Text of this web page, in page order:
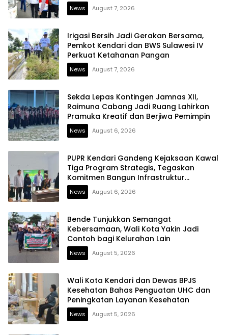
News August 7, 2026
Irigasi Bersih Jadi Gerakan Bersama,
Pemkot Kendari dan BWS Sulawesi IV
Perkuat Ketahanan Pangan
News August 7, 2026
Sekda Lepas Kontingen Jamnas XII,
Raimuna Cabang Jadi Ruang Lahirkan
Pramuka Kreatif dan Berjiwa Pemimpin
News August 6, 2026
PUPR Kendari Gandeng Kejaksaan Kawal
Tiga Program Strategis, Tegaskan
Komitmen Bangun Infrastruktur
Berintegritas
News August 6, 2026
Bende Tunjukkan Semangat
Kebersamaan, Wali Kota Yakin Jadi
Contoh bagi Kelurahan Lain
News August 5, 2026
Wali Kota Kendari dan Dewas BPJS
Kesehatan Bahas Penguatan UHC dan
Peningkatan Layanan Kesehatan
News August 5, 2026